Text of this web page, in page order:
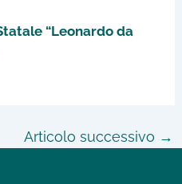
“Leonardo da
Articolo successivo →